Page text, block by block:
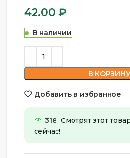
42.00 ₽
В наличии
В КОРЗИНУ
Добавить в избранное
318 Смотрят этот
сейчас!